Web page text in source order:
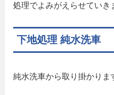
処理でよみがえらせていき
下地処理 純水洗車
純水洗車から取り掛かりま